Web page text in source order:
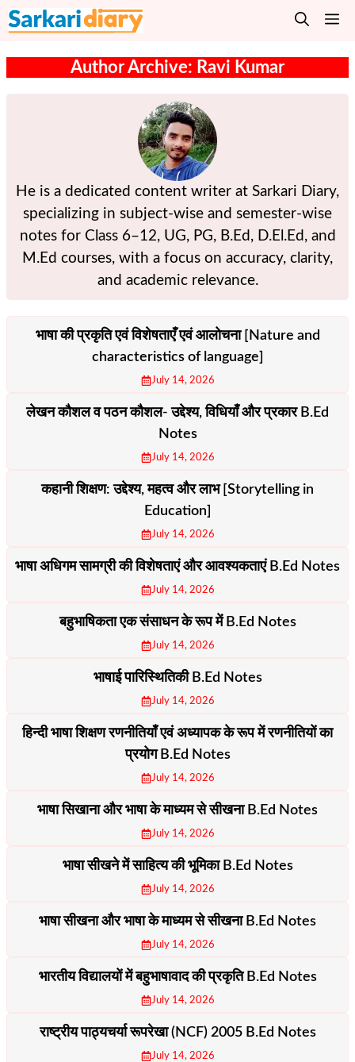
Skip
to
content
Author Archive: Ravi Kumar
He is a dedicated content writer at Sarkari Diary,
specializing in subject-wise and semester-wise
notes for Class 6–12, UG, PG, B.Ed, D.El.Ed, and
M.Ed courses, with a focus on accuracy, clarity,
and academic relevance.
भाषा की प्रकृति एवं विशेषताएँ एवं आलोचना [Nature and
characteristics of language]
July 14, 2026
लेखन कौशल व पठन कौशल- उद्देश्य, विधियाँ और प्रकार B.Ed
Notes
July 14, 2026
कहानी शिक्षण: उद्देश्य, महत्व और लाभ [Storytelling in
Education]
July 14, 2026
भाषा अधिगम सामग्री की विशेषताएं और आवश्यकताएं B.Ed Notes
July 14, 2026
बहुभाषिकता एक संसाधन के रूप में B.Ed Notes
July 14, 2026
भाषाई पारिस्थितिकी B.Ed Notes
July 14, 2026
हिन्दी भाषा शिक्षण रणनीतियाँ एवं अध्यापक के रूप में रणनीतियों का
प्रयोग B.Ed Notes
July 14, 2026
भाषा सिखाना और भाषा के माध्यम से सीखना B.Ed Notes
July 14, 2026
भाषा सीखने में साहित्य की भूमिका B.Ed Notes
July 14, 2026
भाषा सीखना और भाषा के माध्यम से सीखना B.Ed Notes
July 14, 2026
भारतीय विद्यालयों में बहुभाषावाद की प्रकृति B.Ed Notes
July 14, 2026
राष्ट्रीय पाठ्यचर्या रूपरेखा (NCF) 2005 B.Ed Notes
July 14, 2026